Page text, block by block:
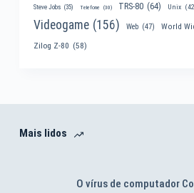
Steve Jobs (35) Telefone (30) TRS-80 (64) Unix
Videogame (156) Web (47) World
Zilog Z-80 (58)
Mais lidos
O vírus de computador